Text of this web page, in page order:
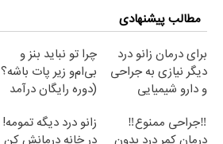
مطالب پیشنهادی
برای درمان زانو درد
دیگر نیازی به جراحی
و دارو شیمیایی
چرا تو نباید بنز و
بی‌ام‌و زیر پات باشه؟
(دوره رایگان درآمد
‼️جراحی ممنوع‼️
زانو درد دیگه تمومه!